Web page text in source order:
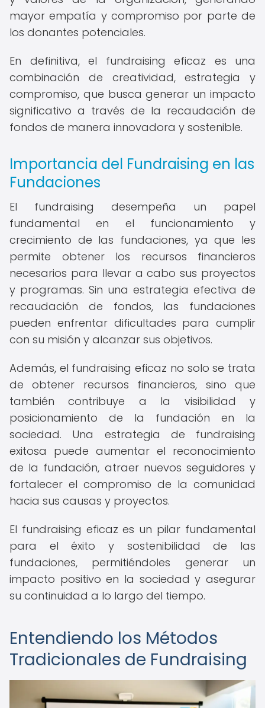
mayor empatía y compromiso por parte de
los donantes potenciales.
En definitiva, el fundraising eficaz es una
combinación de creatividad, estrategia y
compromiso, que busca generar un impacto
significativo a través de la recaudación de
fondos de manera innovadora y sostenible.
Importancia del Fundraising en las
Fundaciones
El fundraising desempeña un papel
fundamental en el funcionamiento y
crecimiento de las fundaciones, ya que les
permite obtener los recursos financieros
necesarios para llevar a cabo sus proyectos
y programas. Sin una estrategia efectiva de
recaudación de fondos, las fundaciones
pueden enfrentar dificultades para cumplir
con su misión y alcanzar sus objetivos.
Además, el fundraising eficaz no solo se trata
de obtener recursos financieros, sino que
también contribuye a la visibilidad y
posicionamiento de la fundación en la
sociedad. Una estrategia de fundraising
exitosa puede aumentar el reconocimiento
de la fundación, atraer nuevos seguidores y
fortalecer el compromiso de la comunidad
hacia sus causas y proyectos.
El fundraising eficaz es un pilar fundamental
para el éxito y sostenibilidad de las
fundaciones, permitiéndoles generar un
impacto positivo en la sociedad y asegurar
su continuidad a lo largo del tiempo.
Entendiendo los Métodos
Tradicionales de Fundraising